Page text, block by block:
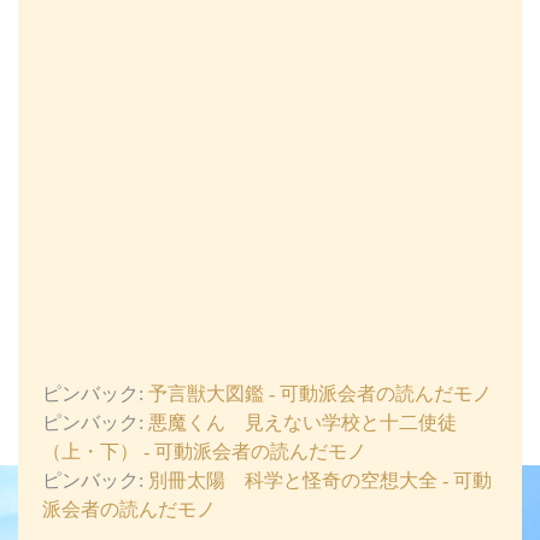
ピンバック: 予言獣大図鑑 - 可動派会者の読んだモノ
ピンバック: 悪魔くん 見えない学校と十二使徒
（上・下） - 可動派会者の読んだモノ
ピンバック: 別冊太陽 科学と怪奇の空想大全 - 可動
派会者の読んだモノ